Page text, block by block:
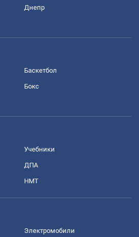
Днепр
Баскетбол
Бокс
Учебники
ДПА
НМТ
Электромобили